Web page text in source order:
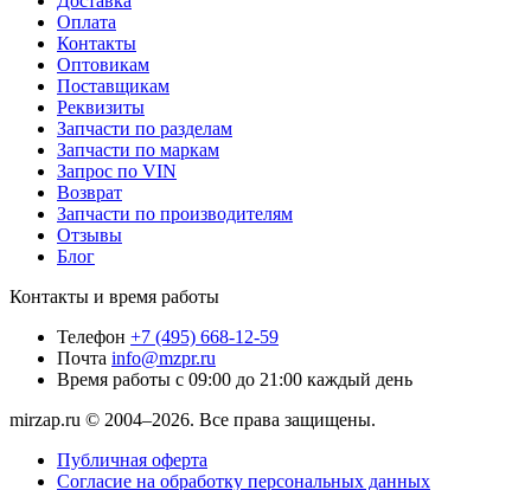
Оплата
Контакты
Оптовикам
Поставщикам
Реквизиты
Запчасти по разделам
Запчасти по маркам
Запрос по VIN
Возврат
Запчасти по производителям
Отзывы
Блог
Контакты и время работы
Телефон +7 (495) 668-12-59
Почта info@mzpr.ru
Время работы с 09:00 до 21:00 каждый день
mirzap.ru © 2004–2026. Все права защищены.
Публичная оферта
Согласие на обработку персональных данных